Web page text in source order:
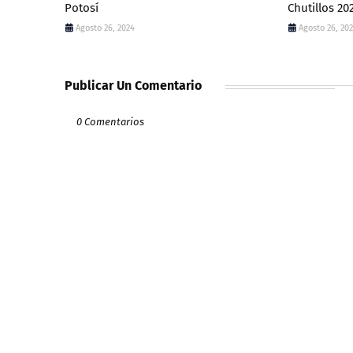
Potosí
Agosto 26, 2024
Chutillos
Agosto 26,
Publicar Un Comentario
0 Comentarios